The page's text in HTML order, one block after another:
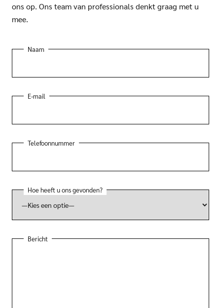
ons op. Ons team van professionals denkt graag met u
mee.
Naam
E-mail
Telefoonnummer
Hoe heeft u ons gevonden?
Bericht